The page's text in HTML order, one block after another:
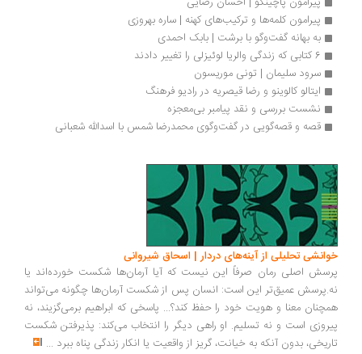
پیرامون کلمه‌ها و ترکیب‌های کهنه | ساره بهروزی
به بهانه گفت‌وگو با برشت | بابک احمدی
سرود سلیمان | تونی موریسون
ایتالو کالوینو و رضا قیصریه در رادیو فرهنگ
نشست بررسی و نقد پیامبر بی‌معجزه
قصه و قصه‌گويی در گفت‌وگوی محمدرضا شمس با اسدالله شعبانی
تحلیلی از آینه‌های دردار | اسحاق شیروانی
اصلی رمان صرفاً این نیست که آیا آرمان‌ها شکست خورده‌اند یا
عمیق‌تر این است: انسان پس از شکست آرمان‌ها چگونه می‌تواند
معنا و هویت خود را حفظ کند؟... پاسخی که ابراهیم برمی‌گزیند، نه
است و نه تسلیم. او راهی دیگر را انتخاب می‌کند: پذیرفتن شکست
بدون آنکه به خیانت، گریز از واقعیت یا انکار زندگی پناه ببرد...